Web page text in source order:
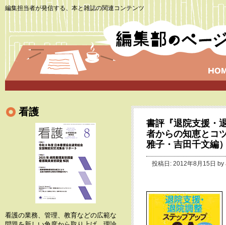
編集担当者が発信する、本と雑誌の関連コンテンツ
書評『退院支援・
者からの知恵とコ
雅子・吉田千文編
投稿日: 2012年8月15日 by
看護
看護の業務、管理、教育などの広範な